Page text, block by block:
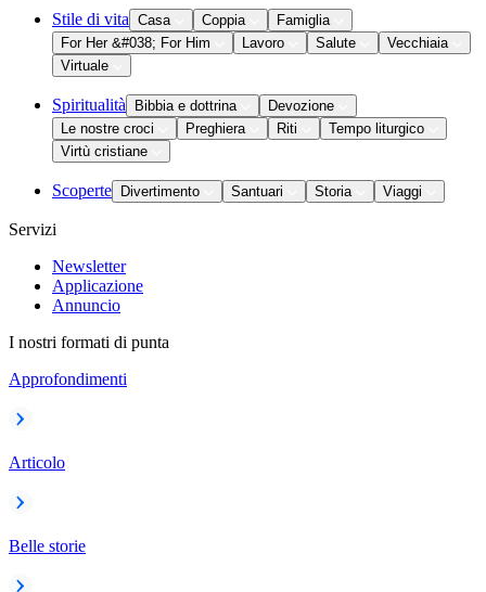
Stile di vita Casa Coppia
Famiglia
For Her &#038; For Him
Lavoro Salute
Vecchiaia
Virtuale
Spiritualità Bibbia e dottrina
Devozione
Le nostre croci
Preghiera Riti
Tempo liturgico
Virtù cristiane
Scoperte Divertimento Santuari Storia Viaggi
Servizi
Newsletter
Applicazione
Annuncio
I nostri formati di punta
Approfondimenti
Articolo
Belle storie